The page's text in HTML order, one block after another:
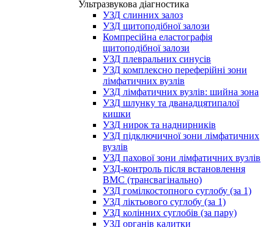
Ультразвукова діагностика
УЗД слинних залоз
УЗД щитоподібної залози
Компресійна еластографія
щитоподібної залози
УЗД плевральних синусів
УЗД комплексно переферійні зони
лімфатичних вузлів
УЗД лімфатичних вузлів: шийна зона
УЗД шлунку та дванадцятипалої
кишки
УЗД нирок та наднирників
УЗД підключичної зони лімфатичних
вузлів
УЗД пахової зони лімфатичних вузлів
УЗД-контроль після встановлення
ВМС (трансвагінально)
УЗД гомілкостопного суглобу (за 1)
УЗД ліктьового суглобу (за 1)
УЗД колінних суглобів (за пару)
УЗД органів калитки